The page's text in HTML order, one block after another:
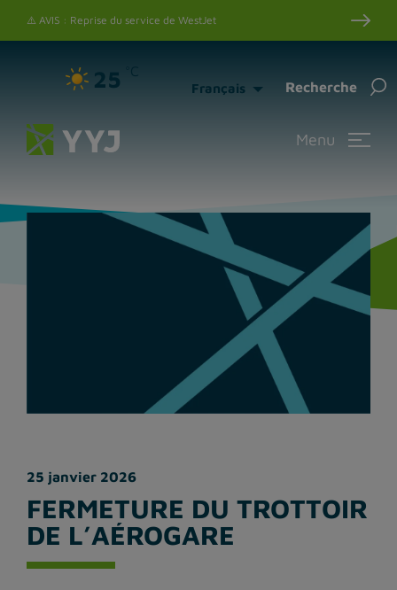
⚠️ AVIS : Reprise du service de WestJet
25 Français Recherche
Menu
25 janvier 2026
FERMETURE DU TROTTOIR
DE L’AÉROGARE